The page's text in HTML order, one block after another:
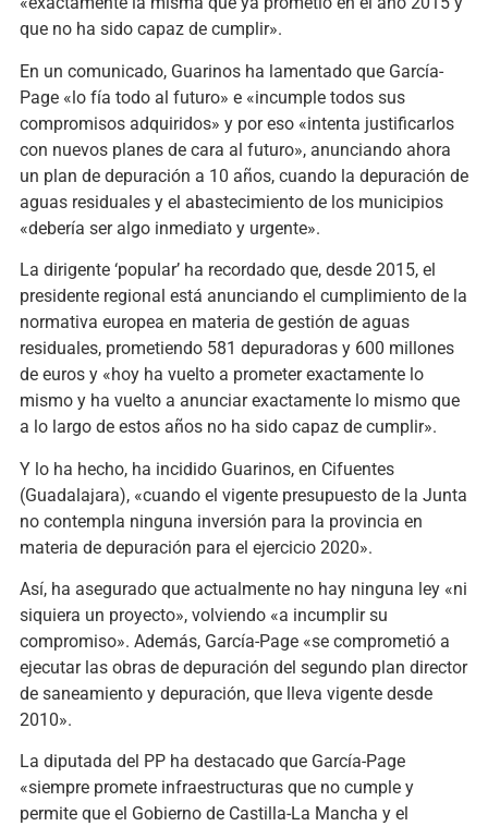
que no ha sido capaz de cumplir».
En un comunicado, Guarinos ha lamentado que García-
Page «lo fía todo al futuro» e «incumple todos sus
compromisos adquiridos» y por eso «intenta justificarlos
con nuevos planes de cara al futuro», anunciando ahora
un plan de depuración a 10 años, cuando la depuración de
aguas residuales y el abastecimiento de los municipios
«debería ser algo inmediato y urgente».
La dirigente ‘popular’ ha recordado que, desde 2015, el
presidente regional está anunciando el cumplimiento de la
normativa europea en materia de gestión de aguas
residuales, prometiendo 581 depuradoras y 600 millones
de euros y «hoy ha vuelto a prometer exactamente lo
mismo y ha vuelto a anunciar exactamente lo mismo que
a lo largo de estos años no ha sido capaz de cumplir».
Y lo ha hecho, ha incidido Guarinos, en Cifuentes
(Guadalajara), «cuando el vigente presupuesto de la Junta
no contempla ninguna inversión para la provincia en
materia de depuración para el ejercicio 2020».
Así, ha asegurado que actualmente no hay ninguna ley «ni
siquiera un proyecto», volviendo «a incumplir su
compromiso». Además, García-Page «se comprometió a
ejecutar las obras de depuración del segundo plan director
de saneamiento y depuración, que lleva vigente desde
2010».
La diputada del PP ha destacado que García-Page
«siempre promete infraestructuras que no cumple y
permite que el Gobierno de Castilla-La Mancha y el